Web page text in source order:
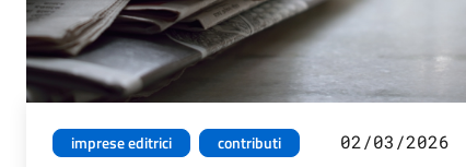
imprese editrici contributi 02/03/2026